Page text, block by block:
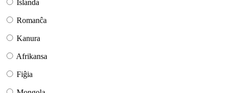
Islanda
Romanĉa
Kanura
Afrikansa
Fiĝia